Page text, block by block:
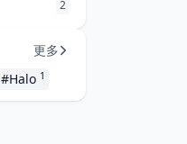
2
更多
#Halo 1